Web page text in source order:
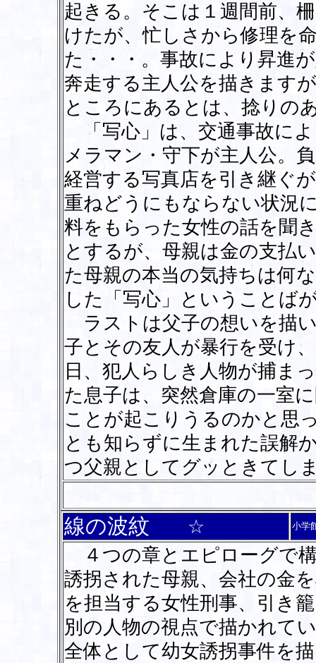
起きる。そこは１週間前、
けたが、忙しさから修理を
た・・・。事故により昇進
奔走する主人公を描きます
ところにあるとは、捻りの
「写心」は、交通事故に
メラマン・守下が主人公。
経営する写真店を引き継ぐ
重ねどうにもならない状況
料をもらった女性の話を聞
とするが、母親は金の支払
た母親の本当の気持ちは何
した「写心」ということば
ラストは父子の想いを描
子とその友人が暴行を受け
日、犯人らしき人物が捕ま
た息子は、突然倉庫の一室
ことが起こりうるのかと思
とも知らずに生まれた誤解
つ父親としてグッときてし
線の波紋 ☆ 小学
４つの章とエピローグで
誘拐された母親、会社の金
を担当する女性刑事、引き
別の人物の視点で描かれて
全体として幼女誘拐事件を